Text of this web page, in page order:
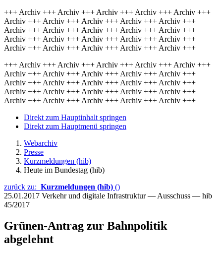
+++ Archiv +++ Archiv +++ Archiv +++ Archiv +++ Archiv +++
Archiv +++ Archiv +++ Archiv +++ Archiv +++ Archiv +++
Archiv +++ Archiv +++ Archiv +++ Archiv +++ Archiv +++
Archiv +++ Archiv +++ Archiv +++ Archiv +++ Archiv +++
Archiv +++ Archiv +++ Archiv +++ Archiv +++ Archiv +++
+++ Archiv +++ Archiv +++ Archiv +++ Archiv +++ Archiv +++
Archiv +++ Archiv +++ Archiv +++ Archiv +++ Archiv +++
Archiv +++ Archiv +++ Archiv +++ Archiv +++ Archiv +++
Archiv +++ Archiv +++ Archiv +++ Archiv +++ Archiv +++
Archiv +++ Archiv +++ Archiv +++ Archiv +++ Archiv +++
Direkt zum Hauptinhalt springen
Direkt zum Hauptmenü springen
Webarchiv
Presse
Kurzmeldungen (hib)
Heute im Bundestag (hib)
zurück zu: Kurzmeldungen (hib) ()
25.01.2017 Verkehr und digitale Infrastruktur — Ausschuss — hib
45/2017
Grünen-Antrag zur Bahnpolitik
abgelehnt